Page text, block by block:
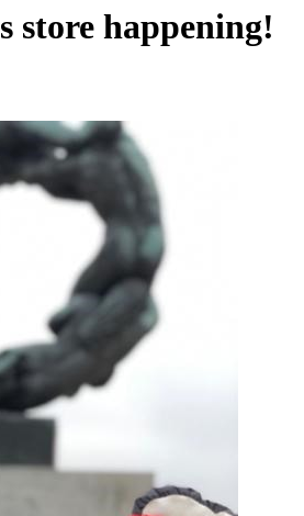
store happening!